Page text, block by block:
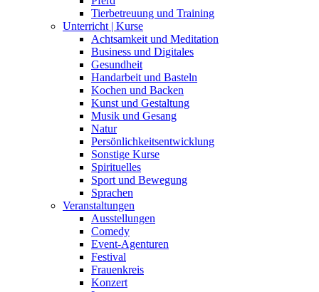
Tierbetreuung und Training
Unterricht | Kurse
Achtsamkeit und Meditation
Business und Digitales
Gesundheit
Handarbeit und Basteln
Kochen und Backen
Kunst und Gestaltung
Musik und Gesang
Natur
Persönlichkeitsentwicklung
Sonstige Kurse
Spirituelles
Sport und Bewegung
Sprachen
Veranstaltungen
Ausstellungen
Comedy
Event-Agenturen
Festival
Frauenkreis
Konzert